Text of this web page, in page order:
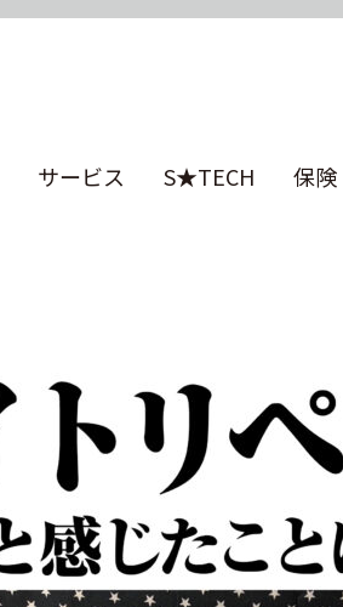
サービス S★TECH 保険